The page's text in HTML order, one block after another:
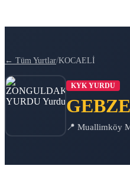
← Tüm Yurtlar/KOCAELİ
KYK YURDU
📍 Muallimköy